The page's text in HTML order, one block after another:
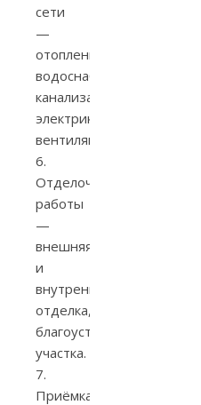
сети
—
отопление,
водоснабжение,
канализация,
электрика,
вентиляция.
6.
Отделочные
работы
—
внешняя
и
внутренняя
отделка,
благоустройство
участка.
7.
Приёмка